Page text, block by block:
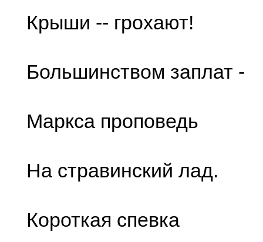
Крыши -- грохают!
Большинством заплат -
Маркса проповедь
На стравинский лад.
Короткая спевка